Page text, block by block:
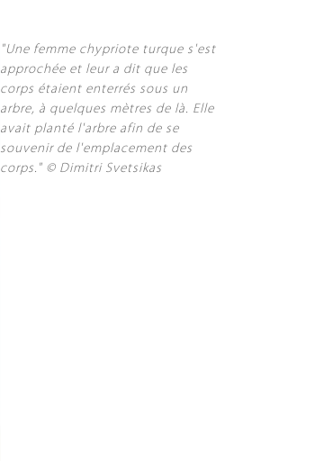
"Une femme chypriote turque s'est
approchée et leur a dit que les
corps étaient enterrés sous un
arbre, à quelques mètres de là. Elle
avait planté l'arbre afin de se
souvenir de l'emplacement des
corps." © Dimitri Svetsikas